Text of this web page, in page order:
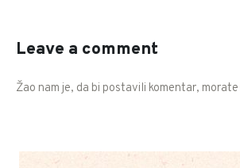
Leave a comment
Žao nam je, da bi postavili komentar, morate